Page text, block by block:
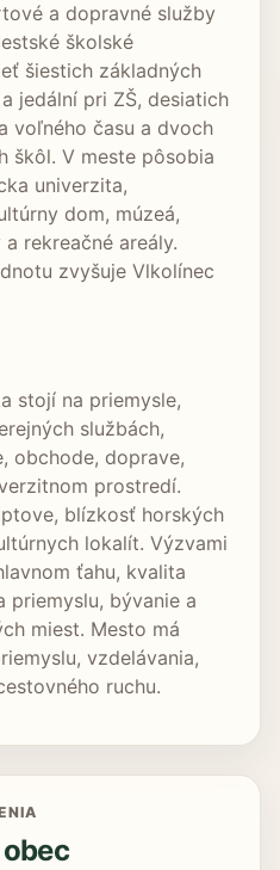
a dopravné služby
školské
šiestich základných
jedální pri ZŠ, desiatich
voľného času a dvoch
škôl. V meste pôsobia
univerzita,
dom, múzeá,
rekreačné areály.
zvyšuje Vlkolínec
stojí na priemysle,
službách,
obchode, doprave,
prostredí.
blízkosť horských
lokalít. Výzvami
ťahu, kvalita
priemyslu, bývanie a
miest. Mesto má
vzdelávania,
ruchu.